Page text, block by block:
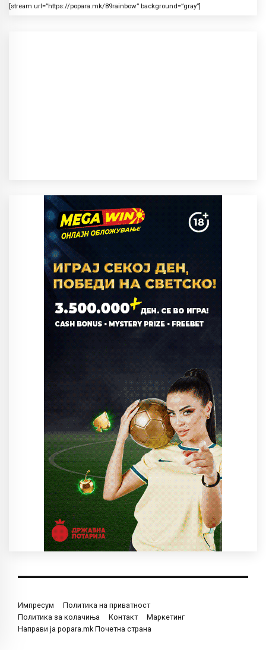
[stream url=”https://popara.mk/89rainbow” background=”gray”]
Импресум
Политика на приватност
Политика за колачиња
Контакт
Маркетинг
Направи ја popara.mk Почетна страна